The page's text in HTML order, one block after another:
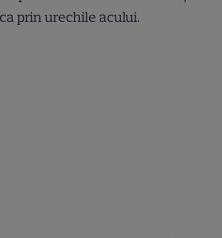
prin urechile acului.